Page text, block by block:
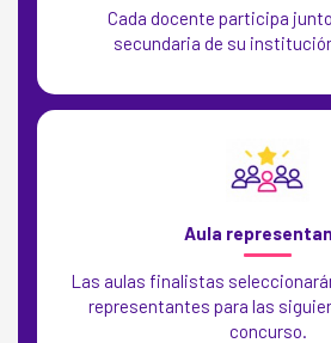
Cada docente participa
secundaria de su
Aula
Las aulas finalistas
representantes para las
concurso.